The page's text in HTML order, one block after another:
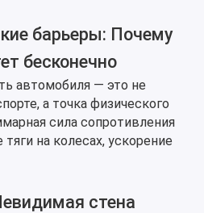
барьеры: Почему
бесконечно
автомобиля — это не
а точка физического
сила сопротивления
на колесах, ускорение
стена